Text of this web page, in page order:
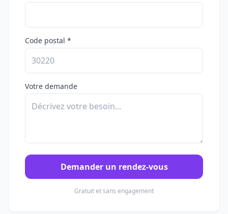
Code postal *
Votre demande
Demander un rendez-vous
Gratuit et sans engagement